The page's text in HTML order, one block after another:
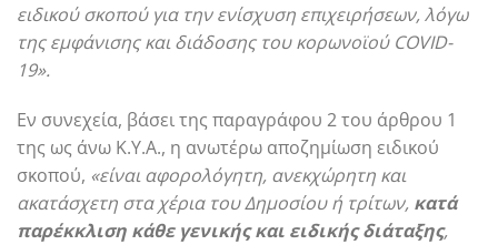
ειδικού σκοπού για την ενίσχυση επιχειρήσεων, λόγω
της εμφάνισης και διάδοσης του κορωνοϊού COVID-
19».
Εν συνεχεία, βάσει της παραγράφου 2 του άρθρου 1
της ως άνω Κ.Υ.Α., η ανωτέρω αποζημίωση ειδικού
σκοπού, «είναι αφορολόγητη, ανεκχώρητη και
ακατάσχετη στα χέρια του Δημοσίου ή τρίτων, κατά
παρέκκλιση κάθε γενικής και ειδικής διάταξης,